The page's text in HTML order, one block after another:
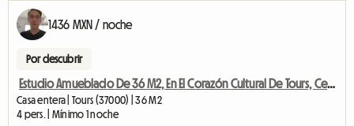
1436 MXN / noche
Por descubrir
Estudio Amueblado De 36 M2, En El Corazón Cultural De Tours, Cerca
Casa entera | Tours (37000) | 36 M2
4 pers. | Mínimo 1 noche